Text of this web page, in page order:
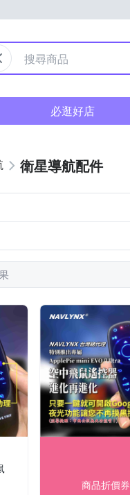
必逛好店
衛星導航配件
商品折價券